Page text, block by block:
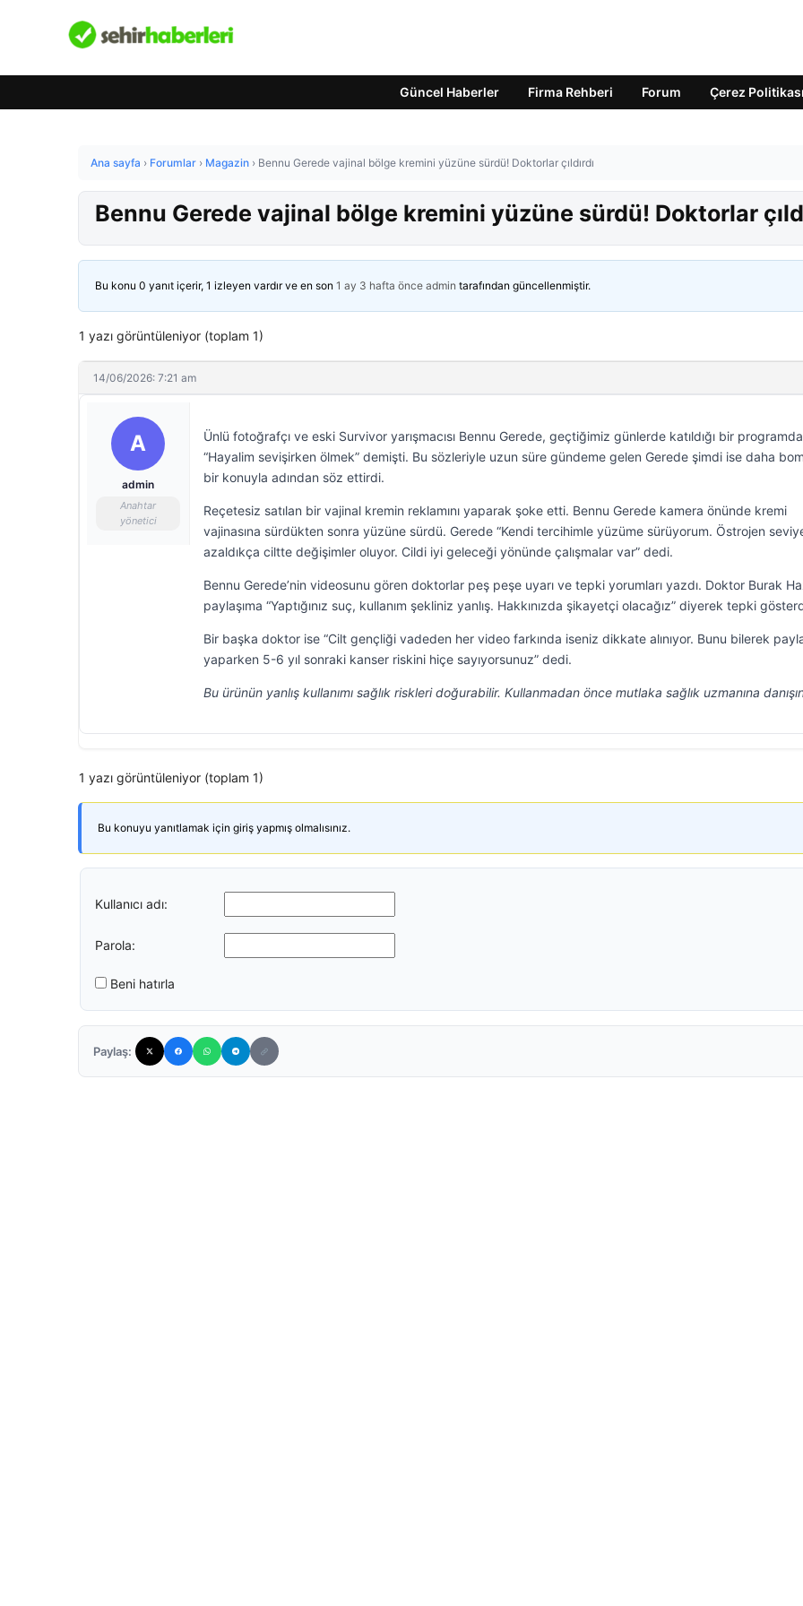
Güncel Haberler Firma Rehberi Forum Çerez Politikası
Ana sayfa › Forumlar › Magazin › Bennu Gerede vajinal bölge kremini yüzüne sürdü! Doktorlar çıldırdı
Bennu Gerede vajinal bölge kremini yüzüne sürdü! Doktorlar
Bu konu 0 yanıt içerir, 1 izleyen vardır ve en son 1 ay 3 hafta önce admin tarafından güncellenmiştir.
1 yazı görüntüleniyor (toplam 1)
14/06/2026: 7:21 am
A
admin
Anahtar
yönetici
Ünlü fotoğrafçı ve eski Survivor yarışmacısı Bennu Gerede, geçtiğimiz günlerde katıldığı bir programda
“Hayalim sevişirken ölmek” demişti. Bu sözleriyle uzun süre gündeme gelen Gerede şimdi ise daha
bir konuyla adından söz ettirdi.
Reçetesiz satılan bir vajinal kremin reklamını yaparak şoke etti. Bennu Gerede kamera önünde kremi
vajinasına sürdükten sonra yüzüne sürdü. Gerede “Kendi tercihimle yüzüme sürüyorum. Östrojen
azaldıkça ciltte değişimler oluyor. Cildi iyi geleceği yönünde çalışmalar var” dedi.
Bennu Gerede’nin videosunu gören doktorlar peş peşe uyarı ve tepki yorumları yazdı. Doktor Burak
paylaşıma “Yaptığınız suç, kullanım şekliniz yanlış. Hakkınızda şikayetçi olacağız” diyerek tepki
Bir başka doktor ise “Cilt gençliği vadeden her video farkında iseniz dikkate alınıyor. Bunu bilerek
yaparken 5-6 yıl sonraki kanser riskini hiçe sayıyorsunuz” dedi.
Bu ürünün yanlış kullanımı sağlık riskleri doğurabilir. Kullanmadan önce mutlaka sağlık uzmanına
1 yazı görüntüleniyor (toplam 1)
Bu konuyu yanıtlamak için giriş yapmış olmalısınız.
Kullanıcı adı:
Parola:
Beni hatırla
Paylaş: